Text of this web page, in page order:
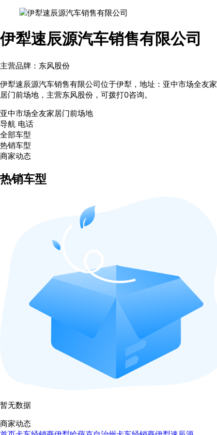
伊犁速辰源汽车销售有限公司
主营品牌：东风股份
伊犁速辰源汽车销售有限公司位于伊犁，地址：亚中市场全友家
居门前场地，主营东风股份，可拨打0咨询。
亚中市场全友家居门前场地
导航 电话
全部车型
热销车型
商家动态
热销车型
暂无数据
商家动态